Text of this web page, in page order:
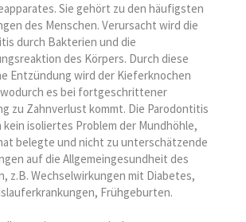
Sie gehört zu den häufigsten
des Menschen. Verursacht wird die
durch Bakterien und die
des Körpers. Durch diese
Entzündung wird der Kieferknochen
es bei fortgeschrittener
zu Zahnverlust kommt. Die Parodontitis
isoliertes Problem der Mundhöhle,
belegte und nicht zu unterschätzende
auf die Allgemeingesundheit des
z.B. Wechselwirkungen mit Diabetes,
Frühgeburten.